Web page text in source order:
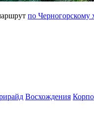
по Черногорскому
Восхождения